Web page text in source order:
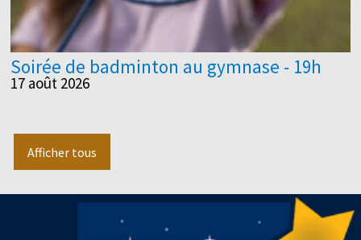
Soirée de badminton au gymnase - 19h
17 août 2026
Afficher tous